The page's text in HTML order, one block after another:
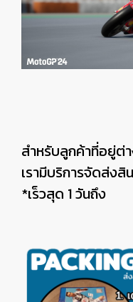
สำหรับลูกค้าที่อยู่ต่
เรามีบริการจัดส่ง
*เร็วสุด 1 วันถึง